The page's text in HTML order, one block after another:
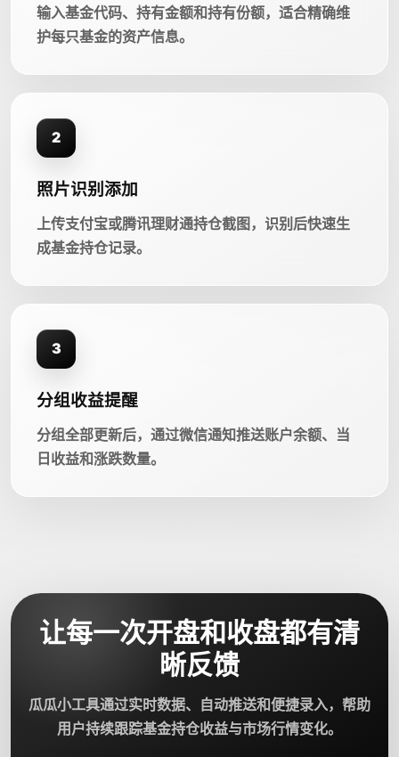
输入基金代码、持有金额和持有份额，适合精确维
护每只基金的资产信息。
2
照片识别添加
上传支付宝或腾讯理财通持仓截图，识别后快速生
成基金持仓记录。
3
分组收益提醒
分组全部更新后，通过微信通知推送账户余额、当
日收益和涨跌数量。
让每一次开盘和收盘都有清
晰反馈
瓜瓜小工具通过实时数据、自动推送和便捷录入，帮助
用户持续跟踪基金持仓收益与市场行情变化。